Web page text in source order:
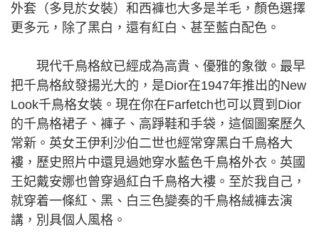
外套（多見於女裝）和西褲也大多是羊毛，顏色選擇
更多元，除了黑白，還有紅白、甚至藍白配色。
現代千鳥格紋已經成為高貴、優雅的象徵。最早
把千鳥格紋發揚光大的，是Dior在1947年推出的New
Look千鳥格女裝。現在你在Farfetch也可以買到Dior
的千鳥格裙子、褲子、高踭鞋和手袋，這個圖案歷久
常新。英女王伊利沙伯二世也經常穿黑白千鳥格大
褸，歷史照片中還見過她穿水藍色千鳥格外衣。英國
王妃戴安娜也曾穿過紅白千鳥格大褸。至於我自己，
就穿着一條紅、黑、白三色變奏的千鳥格絨褲去演
講，別具個人風格。